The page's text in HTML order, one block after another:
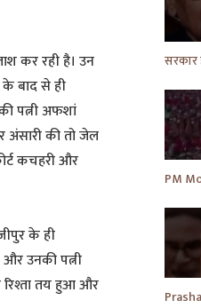
कर रही है। उन
बाद से ही
पत्नी अफशां
अंसारी की तो जेल
कचहरी और
के ही
और उनकी पत्नी
रिश्ता तय हुआ और